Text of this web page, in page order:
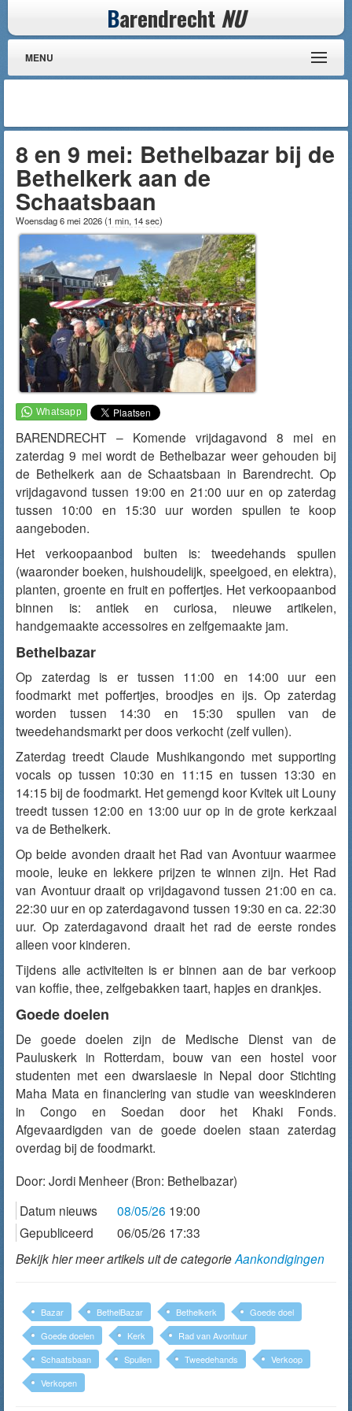
Barendrecht NU
MENU
8 en 9 mei: Bethelbazar bij de
Bethelkerk aan de
Schaatsbaan
Woensdag 6 mei 2026(1 min, 14 sec)
BARENDRECHT – Komende vrijdagavond 8 mei en
zaterdag 9 mei wordt de Bethelbazar weer gehouden bij
de Bethelkerk aan de Schaatsbaan in Barendrecht. Op
vrijdagavond tussen 19:00 en 21:00 uur en op zaterdag
tussen 10:00 en 15:30 uur worden spullen te koop
aangeboden.
Het verkoopaanbod buiten is: tweedehands spullen
(waaronder boeken, huishoudelijk, speelgoed, en elektra),
planten, groente en fruit en poffertjes. Het verkoopaanbod
binnen is: antiek en curiosa, nieuwe artikelen,
handgemaakte accessoires en zelfgemaakte jam.
Bethelbazar
Op zaterdag is er tussen 11:00 en 14:00 uur een
foodmarkt met poffertjes, broodjes en ijs. Op zaterdag
worden tussen 14:30 en 15:30 spullen van de
tweedehandsmarkt per doos verkocht (zelf vullen).
Zaterdag treedt Claude Mushikangondo met supporting
vocals op tussen 10:30 en 11:15 en tussen 13:30 en
14:15 bij de foodmarkt. Het gemengd koor Kvitek uit Louny
treedt tussen 12:00 en 13:00 uur op in de grote kerkzaal
va de Bethelkerk.
Op beide avonden draait het Rad van Avontuur waarmee
mooie, leuke en lekkere prijzen te winnen zijn. Het Rad
van Avontuur draait op vrijdagavond tussen 21:00 en ca.
22:30 uur en op zaterdagavond tussen 19:30 en ca. 22:30
uur. Op zaterdagavond draait het rad de eerste rondes
alleen voor kinderen.
Tijdens alle activiteiten is er binnen aan de bar verkoop
van koffie, thee, zelfgebakken taart, hapjes en drankjes.
Goede doelen
De goede doelen zijn de Medische Dienst van de
Pauluskerk in Rotterdam, bouw van een hostel voor
studenten met een dwarslaesie in Nepal door Stichting
Maha Mata en financiering van studie van weeskinderen
in Congo en Soedan door het Khaki Fonds.
Afgevaardigden van de goede doelen staan zaterdag
overdag bij de foodmarkt.
Door: Jordi Menheer (Bron: Bethelbazar)
Datum nieuws
08/05/26 19:00
Gepubliceerd
06/05/26 17:33
Bekijk hier meer artikels uit de categorieAankondigingen
Bazar BethelBazar Bethelkerk
Goede doel
Goede doelen
Kerk
Rad van Avontuur
Schaatsbaan
Spullen Tweedehands
Verkoop
Verkopen